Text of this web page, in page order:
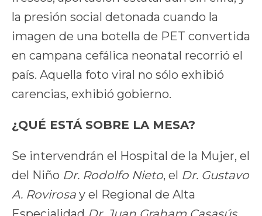
la presión social detonada cuando la
imagen de una botella de PET convertida
en campana cefálica neonatal recorrió el
país. Aquella foto viral no sólo exhibió
carencias, exhibió gobierno.
¿QUÉ ESTÁ SOBRE LA MESA?
Se intervendrán el Hospital de la Mujer, el
del Niño Dr. Rodolfo Nieto, el Dr. Gustavo
A. Rovirosa y el Regional de Alta